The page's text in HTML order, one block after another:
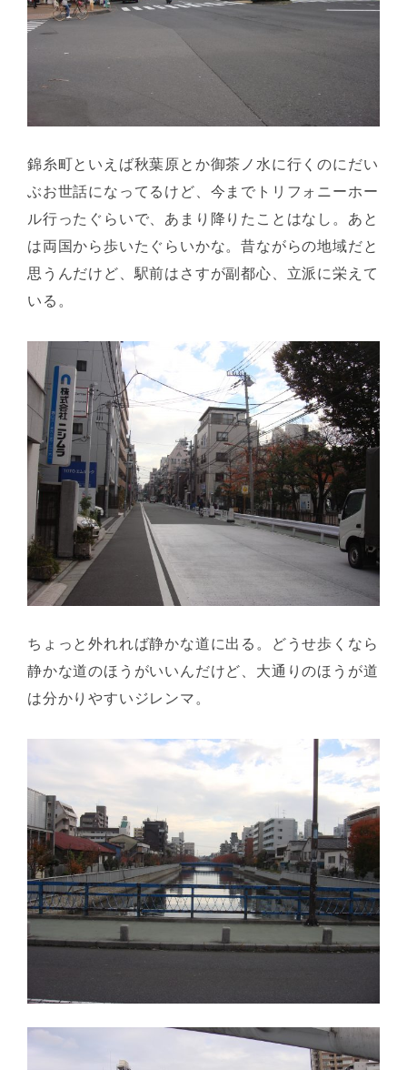
錦糸町といえば秋葉原とか御茶ノ水に行くのにだい
ぶお世話になってるけど、今までトリフォニーホー
ル行ったぐらいで、あまり降りたことはなし。あと
は両国から歩いたぐらいかな。昔ながらの地域だと
思うんだけど、駅前はさすが副都心、立派に栄えて
いる。
ちょっと外れれば静かな道に出る。どうせ歩くなら
静かな道のほうがいいんだけど、大通りのほうが道
は分かりやすいジレンマ。